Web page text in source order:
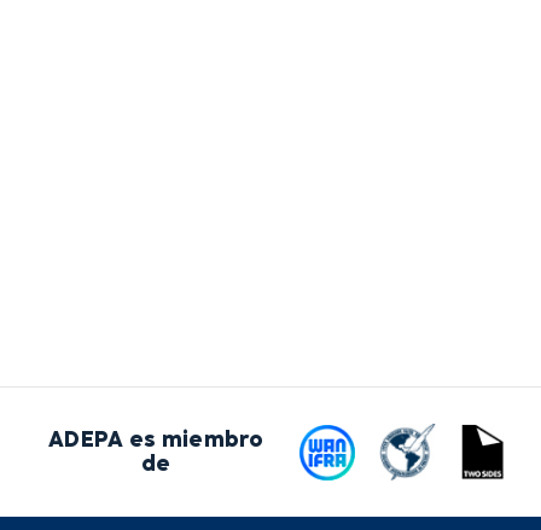
ADEPA es miembro
de